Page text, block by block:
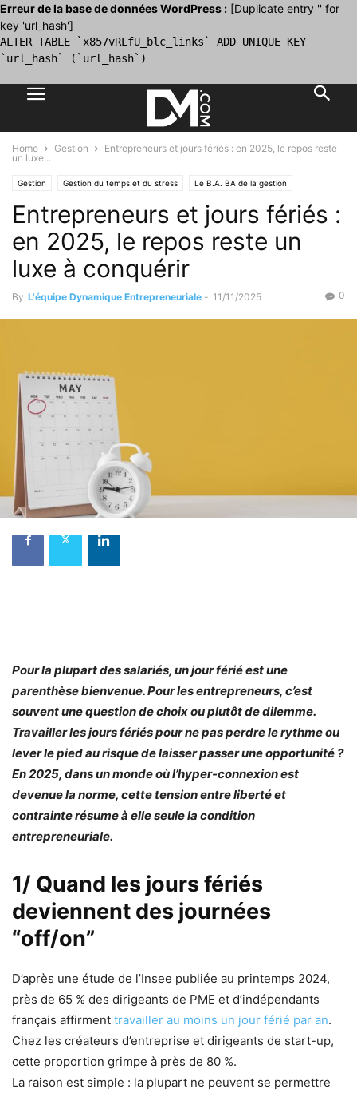
Erreur de la base de données WordPress : [Duplicate entry '' for
key 'url_hash']
ALTER TABLE `x857vRLfU_blc_links` ADD UNIQUE KEY
`url_hash` (`url_hash`)
Home Gestion
Entrepreneurs et jours fériés : en 2025, le repos reste
un luxe...
Gestion Gestion du temps et du stress Le B.A. BA de la gestion
Entrepreneurs et jours fériés :
en 2025, le repos reste un
luxe à conquérir
By L'équipe Dynamique Entrepreneuriale - 11/11/2025 0
Pour la plupart des salariés, un jour férié est une
parenthèse bienvenue. Pour les entrepreneurs, c’est
souvent une question de choix ou plutôt de dilemme.
Travailler les jours fériés pour ne pas perdre le rythme ou
lever le pied au risque de laisser passer une opportunité ?
En 2025, dans un monde où l’hyper-connexion est
devenue la norme, cette tension entre liberté et
contrainte résume à elle seule la condition
entrepreneuriale.
1/ Quand les jours fériés
deviennent des journées
“off/on”
D’après une étude de l’Insee publiée au printemps 2024,
près de 65 % des dirigeants de PME et d’indépendants
français affirment travailler au moins un jour férié par an.
Chez les créateurs d’entreprise et dirigeants de start-up,
cette proportion grimpe à près de 80 %.
La raison est simple : la plupart ne peuvent se permettre